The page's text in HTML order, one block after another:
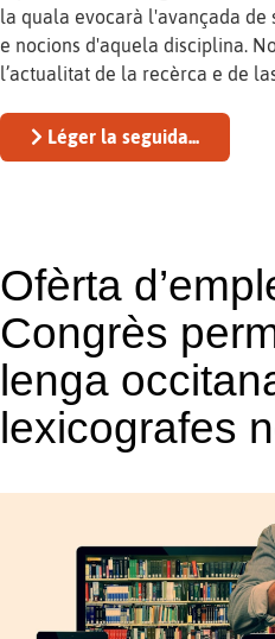
la quala evocarà l'avançada de
e nocions d'aquela disciplina.
l’actualitat de la recèrca e de
Léger la seguida...
Ofèrta
Congrès
lenga
lexicografes